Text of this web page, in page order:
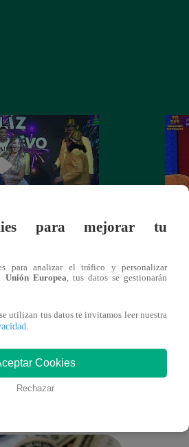
fiesta de año
te puede
para mejorar tu
para analizar el tráfico y personalizar
Unión Europea, tus datos se gestionarán
utilizan tus datos te invitamos leer nuestra
.
Cookies
Rechazar